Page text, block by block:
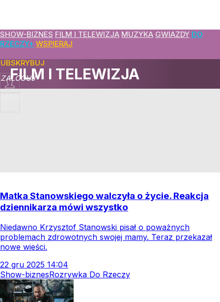
SHOW-BIZNES FILM I TELEWIZJA MUZYKA GWIAZDY DO
RZECZY+ WSPIERAJ
ZALOGUJ
FILM I TELEWIZJA
Matka Stanowskiego walczyła o życie. Reakcja
dziennikarza mówi wszystko
Niedawno Krzysztof Stanowski pisał o poważnych
problemach zdrowotnych swojej mamy. Teraz przekazał
nowe wieści.
22 gru 2025 14:04
Show-biznesRozrywka Do Rzeczy